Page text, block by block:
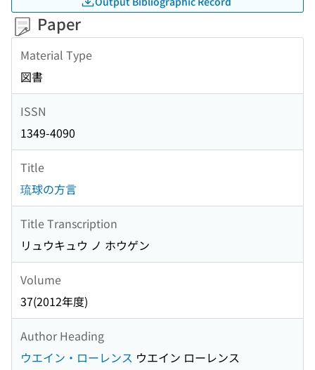
Paper
Material Type
図書
ISSN
1349-4090
Title
琉球の方言
Title Transcription
リュウキュウ ノ ホウゲン
Volume
37(2012年度)
Author Heading
ウエイン・ローレンス ウエイン ローレンス